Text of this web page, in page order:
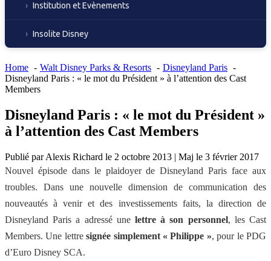
Institution et Evènements
Insolite Disney
Home Walt Disney Parks & Resorts
Disneyland Paris
Disneyland Paris : « le mot du Président » à l’attention des Cast
Members
Disneyland Paris : « le mot du Président »
à l’attention des Cast Members
Publié parAlexis Richard le 2 octobre 2013 | Maj le 3 février 2017
Nouvel épisode dans le plaidoyer de Disneyland Paris face aux
troubles. Dans une nouvelle dimension de communication des
nouveautés à venir et des investissements faits, la direction de
Disneyland Paris a adressé une lettre à son personnel, les Cast
Members. Une lettresignée simplement « Philippe », pour le PDG
d’Euro Disney SCA.